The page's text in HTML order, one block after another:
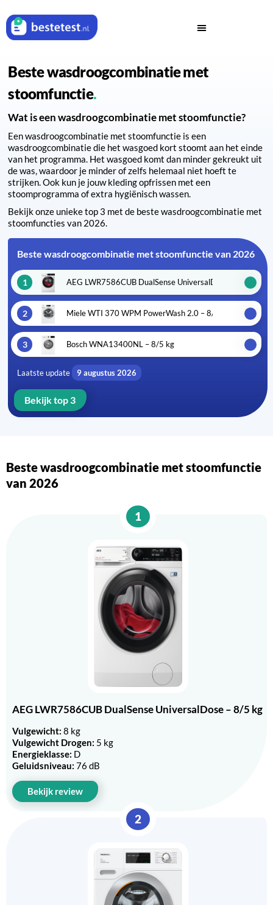
Beste wasdroogcombinatie met
stoomfunctie
Wat is een wasdroogcombinatie met stoomfunctie?
Een wasdroogcombinatie met stoomfunctie is een
wasdroogcombinatie die het wasgoed kort stoomt aan het einde
van het programma. Het wasgoed komt dan minder gekreukt uit
de was, waardoor je minder of zelfs helemaal niet hoeft te
strijken. Ook kun je jouw kleding opfrissen met een
stoomprogramma of extra hygiënisch wassen.
Bekijk onze unieke top 3 met de beste wasdroogcombinatie met
stoomfuncties van 2026.
Beste wasdroogcombinatie met stoomfunctie van 2026
1 AEG LWR7586CUB DualSense UniversalDose – 8/5 kg
2 Miele WTI 370 WPM PowerWash 2.0 – 8/5kg
3 Bosch WNA13400NL – 8/5 kg
Laatste update 9 augustus 2026
Bekijk top 3
Beste wasdroogcombinatie met stoomfunctie
van 2026
1
AEG LWR7586CUB DualSense UniversalDose – 8/5 kg
Vulgewicht: 8 kg
Vulgewicht Drogen: 5 kg
Energieklasse: D
Geluidsniveau: 76 dB
Bekijk review
2